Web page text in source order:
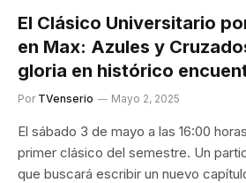
El Clásico Universitario
en Max: Azules y
gloria en histórico
Por TVenserio Mayo 2, 2025
El sábado 3 de mayo a las 16:00
primer clásico del semestre. Un
que buscará escribir un nuevo